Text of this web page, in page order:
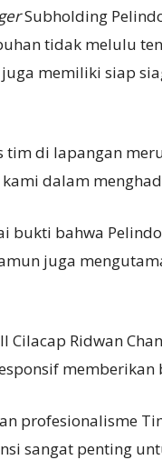
Subholding
tidak melulu
memiliki siap
tim di lapangan
dalam
bukti bahwa
juga
Cilacap Ridwan
memberikan
profesionalisme
sangat penting